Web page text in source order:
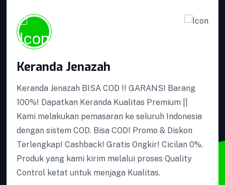
Keranda Jenazah
Keranda Jenazah BISA COD !! GARANSI Barang
100%! Dapatkan Keranda Kualitas Premium ||
Kami melakukan pemasaran ke seluruh Indonesia
dengan sistem COD. Bisa COD! Promo & Diskon
Terlengkap! Cashback! Gratis Ongkir! Cicilan 0%.
Produk yang kami kirim melalui proses Quality
Control ketat untuk menjaga Kualitas.
Podium Minimalis
Perlengkapan Ambulance